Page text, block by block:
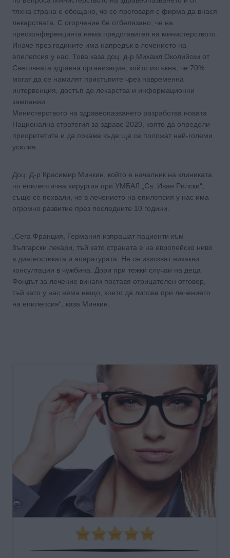
тяхна страна е обещано, че се преговаря с фирма да внася
лекарствата. С огорчение бе отбелязано, че на
пресконференцията няма представител на министерството.
Иначе през годините има напредък в лечението на
епилепсия у нас. Това каза доц. д-р Михаил Околийски от
Световната здравна организация, който изтъкна, че 70%
могат да се намалят пристъпите чрез навременна
интервенция, достъп до лекарства и информационни
кампании.
Министерството на здравеопазването разработва новата
Национална стратегия за здраве 2020, която да определи
приоритетите и да покаже къде ще се положат най-големи
усилия.
Доц. Д-р Красимир Минкин, който е началник на клиниката
по епилептична хирургия при УМБАЛ „Св. Иван Рилски“,
също се похвали, че в лечението на епилепсия у нас има
огромно развитие през последните 10 години.
„Сега Франция, Германия изпрашат пациенти към
български лекари, тъй като страната е на европейско ниво
в диагностиката и апаратурата. Не се изискват никакви
консултации в чужбина. Дори при тежки случаи на деца
Фондът за лечение винаги поставя отрицателен отговор,
тъй като у нас няма нещо, което да липсва при лечението
на епилепсия“, каза Минкин.